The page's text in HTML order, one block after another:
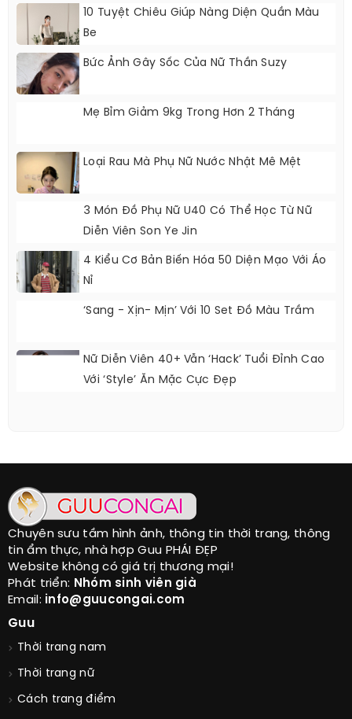
10 Tuyệt Chiêu Giúp Nàng Diện Quần Màu
Be
Bức Ảnh Gây Sốc Của Nữ Thần Suzy
Mẹ Bỉm Giảm 9kg Trong Hơn 2 Tháng
Loại Rau Mà Phụ Nữ Nước Nhật Mê Mệt
3 Món Đồ Phụ Nữ U40 Có Thể Học Từ Nữ
Diễn Viên Son Ye Jin
4 Kiểu Cơ Bản Biến Hóa 50 Diện Mạo Với Áo
Nỉ
‘Sang - Xịn- Mịn’ Với 10 Set Đồ Màu Trầm
Nữ Diễn Viên 40+ Vẫn ‘hack’ Tuổi Đỉnh Cao
Với ‘style’ Ăn Mặc Cực Đẹp
Chuyên sưu tầm hình ảnh, thông tin thời trang, thông
tin ẩm thực, nhà hợp Guu PHÁI ĐẸP
Website không có giá trị thương mại!
Phát triển: Nhóm sinh viên già
Email: info@guucongai.com
Guu
Thời trang nam
Thời trang nữ
Cách trang điểm